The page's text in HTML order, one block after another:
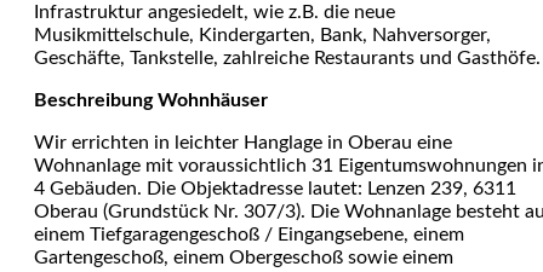
Infrastruktur angesiedelt, wie z.B. die neue
Musikmittelschule, Kindergarten, Bank, Nahversorger,
Geschäfte, Tankstelle, zahlreiche Restaurants und Gasthöfe.
Beschreibung Wohnhäuser
Wir errichten in leichter Hanglage in Oberau eine
Wohnanlage mit voraussichtlich 31 Eigentumswohnungen
4 Gebäuden. Die Objektadresse lautet: Lenzen 239, 6311
Oberau (Grundstück Nr. 307/3). Die Wohnanlage besteht
einem Tiefgaragengeschoß / Eingangsebene, einem
Gartengeschoß, einem Obergeschoß sowie einem